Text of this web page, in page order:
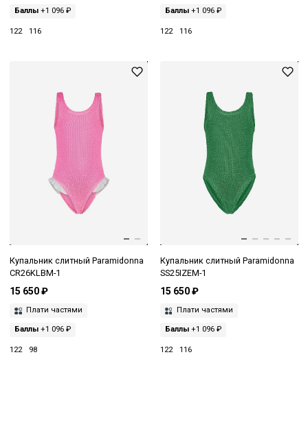
Баллы +1 096 ₽
122 116
Баллы+1 096 ₽
122 116
Купальник слитный Paramidonna
CR26KLBM-1
15 650 ₽
Плати частями
Баллы +1 096 ₽
122 98
Купальник слитный Paramidonna
SS25IZEM-1
15 650 ₽
Плати частями
Баллы+1 096 ₽
122 116